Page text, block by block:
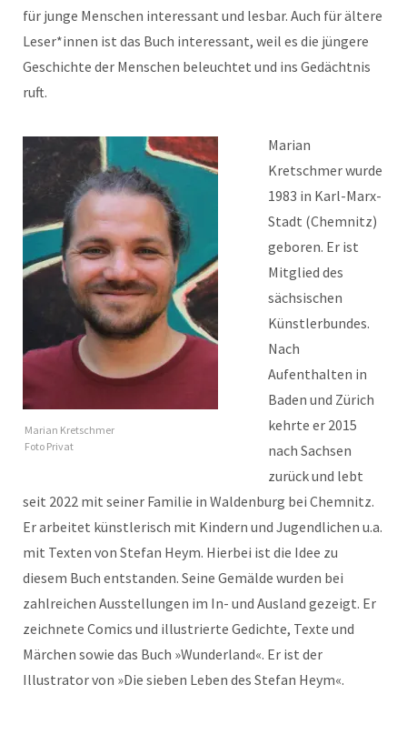
für junge Menschen interessant und lesbar. Auch für ältere
Leser*innen ist das Buch interessant, weil es die jüngere
Geschichte der Menschen beleuchtet und ins Gedächtnis
ruft.
Marian Kretschmer
Foto Privat
Marian
Kretschmer wurde
1983 in Karl-Marx-
Stadt (Chemnitz)
geboren. Er ist
Mitglied des
sächsischen
Künstlerbundes.
Nach
Aufenthalten in
Baden und Zürich
kehrte er 2015
nach Sachsen
zurück und lebt
seit 2022 mit seiner Familie in Waldenburg bei Chemnitz.
Er arbeitet künstlerisch mit Kindern und Jugendlichen u.a.
mit Texten von Stefan Heym. Hierbei ist die Idee zu
diesem Buch entstanden. Seine Gemälde wurden bei
zahlreichen Ausstellungen im In- und Ausland gezeigt. Er
zeichnete Comics und illustrierte Gedichte, Texte und
Märchen sowie das Buch »Wunderland«. Er ist der
Illustrator von »Die sieben Leben des Stefan Heym«.